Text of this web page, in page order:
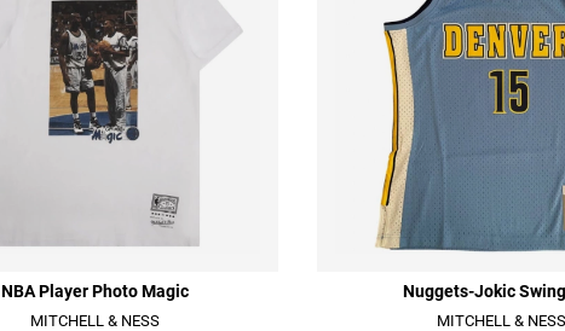
NBA Player Photo Magic
MITCHELL & NESS
Nuggets-Jokic
MITCHELL & NESS